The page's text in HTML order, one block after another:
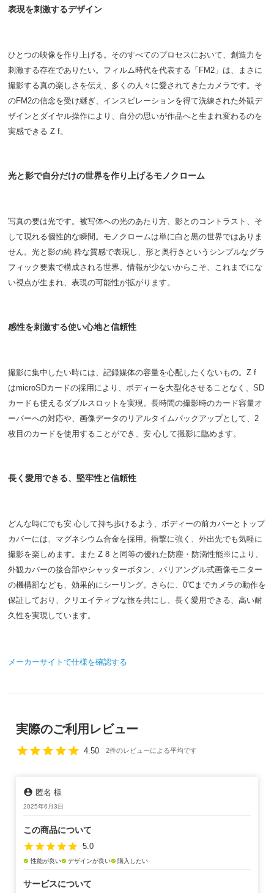
表現を刺激するデザイン
ひとつの映像を作り上げる。そのすべてのプロセスにおいて、創造力を
刺激する存在でありたい。フィルム時代を代表する「FM2」は、まさに
撮影する真の楽しさを伝え、多くの人々に愛されてきたカメラです。そ
のFM2の信念を受け継ぎ、インスピレーションを得て洗練された外観デ
ザインとダイヤル操作により、自分の思いが作品へと生まれ変わるのを
実感できる Z f。
光と影で自分だけの世界を作り上げるモノクローム
写真の要は光です。被写体への光のあたり方、影とのコントラスト、そ
して現れる個性的な瞬間。モノクロームは単に白と黒の世界ではありま
せん。光と影の純 粋な質感で表現し、形と奥行きというシンプルなグラ
フィック要素で構成される世界。情報が少ないからこそ、これまでにな
い視点が生まれ、表現の可能性が拡がります。
感性を刺激する使い心地と信頼性
撮影に集中したい時には、記録媒体の容量を心配したくないもの。Z f
はmicroSDカードの採用により、ボディーを大型化させることなく、SD
カードも使えるダブルスロットを実現。長時間の撮影時のカード容量オ
ーバーへの対応や、画像データのリアルタイムバックアップとして、2
枚目のカードを使用することができ、安 心して撮影に臨めます。
長く愛用できる、堅牢性と信頼性
どんな時にでも安 心して持ち歩けるよう、ボディーの前カバーとトップ
カバーには、マグネシウム合金を採用。衝撃に強く、外出先でも気軽に
撮影を楽しめます。また Z 8 と同等の優れた防塵・防滴性能※により、
外観カバーの接合部やシャッターボタン、バリアングル式画像モニター
の機構部なども、効果的にシーリング。さらに、0℃までカメラの動作を
保証しており、クリエイティブな旅を共にし、長く愛用できる、高い耐
久性を実現しています。
メーカーサイトで仕様を確認する
実際のご利用レビュー
starstarstarstarstar 4.50 2件のレビューによる平均です
account_circle 匿名 様
2025年6月3日
この商品について
star star star star star 5.0
check_circle 性能が良いcheck_circle デザインが良いcheck_circle 購入したい
サービスについて